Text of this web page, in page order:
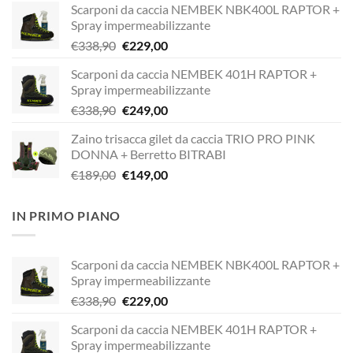
Scarponi da caccia NEMBEK NBK400L RAPTOR +
Spray impermeabilizzante
€338,90 Il
originale
era:
€338,90.
€229,00Il
attuale
è:
€229,00.
Scarponi da caccia NEMBEK 401H RAPTOR +
Spray impermeabilizzante
€338,90 Il
originale
era:
€338,90.
€249,00Il
attuale
è:
€249,00.
Zaino trisacca gilet da caccia TRIO PRO PINK
DONNA + Berretto BITRABI
€189,00 Il
€149,00Il
IN PRIMO PIANO
Scarponi da caccia NEMBEK NBK400L RAPTOR +
Spray impermeabilizzante
€338,90 Il
originale
era:
€229,00Il
attuale
è:
Scarponi da caccia NEMBEK 401H RAPTOR +
Spray impermeabilizzante